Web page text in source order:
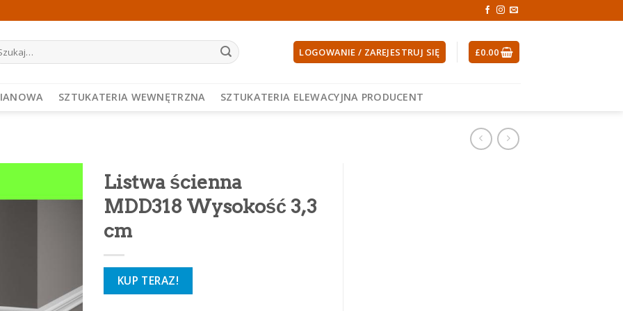
LOGOWANIE / ZAREJESTRUJ SIĘ £0.00
SZTUKATERIA WEWNĘTRZNA SZTUKATERIA ELEWACYJNA PRODUCENT
Listwa ścienna
MDD318 Wysokość 3,3
cm
KUP TERAZ!